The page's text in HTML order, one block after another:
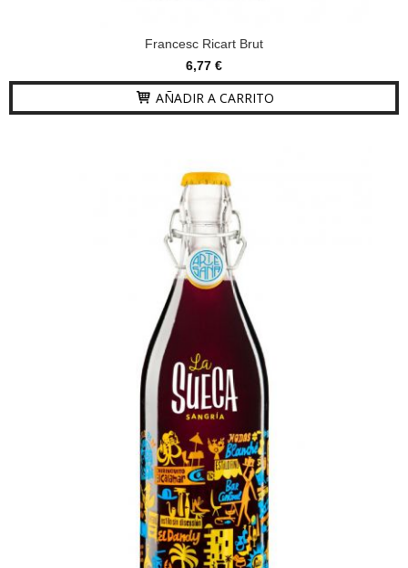
Francesc Ricart Brut
6,77 €
AÑADIR A CARRITO